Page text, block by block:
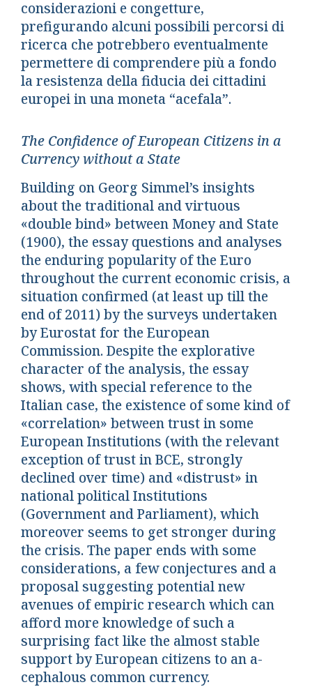
considerazioni e congetture,
prefigurando alcuni possibili percorsi di
ricerca che potrebbero eventualmente
permettere di comprendere più a fondo
la resistenza della fiducia dei cittadini
europei in una moneta “acefala”.
The Confidence of European Citizens in a
Currency without a State
Building on Georg Simmel’s insights
about the traditional and virtuous
«double bind» between Money and State
(1900), the essay questions and analyses
the enduring popularity of the Euro
throughout the current economic crisis, a
situation confirmed (at least up till the
end of 2011) by the surveys undertaken
by Eurostat for the European
Commission. Despite the explorative
character of the analysis, the essay
shows, with special reference to the
Italian case, the existence of some kind of
«correlation» between trust in some
European Institutions (with the relevant
exception of trust in BCE, strongly
declined over time) and «distrust» in
national political Institutions
(Government and Parliament), which
moreover seems to get stronger during
the crisis. The paper ends with some
considerations, a few conjectures and a
proposal suggesting potential new
avenues of empiric research which can
afford more knowledge of such a
surprising fact like the almost stable
support by European citizens to an a-
cephalous common currency.